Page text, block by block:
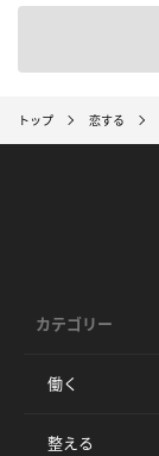
トップ 恋する
カテゴリー
働く
整える